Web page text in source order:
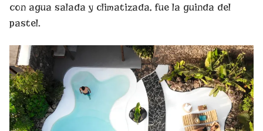
con agua salada y climatizada, fue la guinda del
pastel.